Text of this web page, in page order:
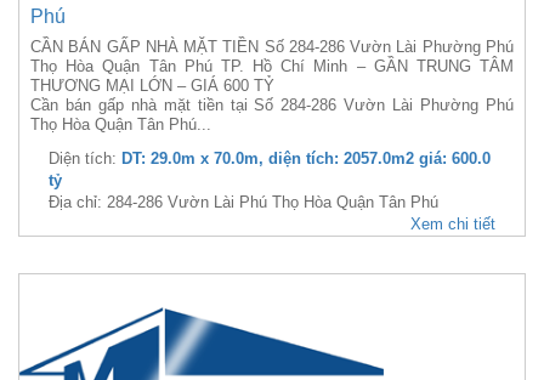
Phú
CẦN BÁN GẤP NHÀ MẶT TIỀN Số 284-286 Vườn Lài Phường Phú
Thọ Hòa Quận Tân Phú TP. Hồ Chí Minh – GẦN TRUNG TÂM
THƯƠNG MẠI LỚN – GIÁ 600 TỶ
Cần bán gấp nhà mặt tiền tại Số 284-286 Vườn Lài Phường Phú
Thọ Hòa Quận Tân Phú...
Diện tích: DT: 29.0m x 70.0m, diện tích: 2057.0m2 giá: 600.0
tỷ
Địa chỉ: 284-286 Vườn Lài Phú Thọ Hòa Quận Tân Phú
Xem chi tiết